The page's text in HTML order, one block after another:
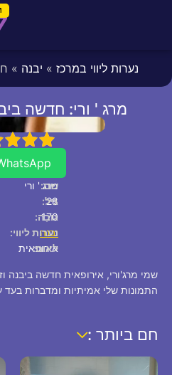
נערות ליווי במרכז » יבנה »
מרג ' ורי: חדשה
[/fixed]
5
שם:
מרג ' ורי
גיל:
28
גוֹבַה:
170
נערות ליווי:
יבנה
לאום:
אירופאית
שמי מרג'ורי, אירופאית חדשה ביבנה
התמונות שלי אמיתיות ומדברות בעד
חם ביותר :